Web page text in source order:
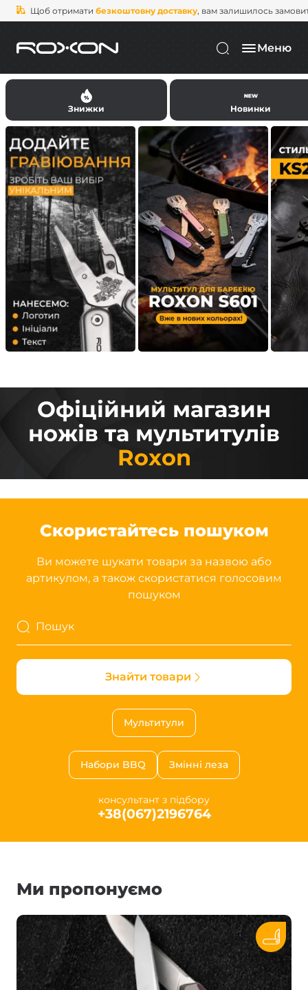
Щоб отримати безкоштовну доставку, вам залишилось
Меню
Знижки Новинки
Офіційний магазин
ножів та мультитулів
Roxon
Скористайтесь пошуком
Ви можете шукати товари за назвою або
артикулом, а також скористатися голосовим
пошуком
Пошук
Знайти товари
Мультитули
Набори BBQ Змінні леза
консультант з підбору
+38(067)2196764
Ми пропонуємо